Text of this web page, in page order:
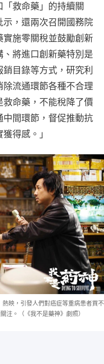
救命藥」的持續關
，還兩次召開國務院
施零關稅並鼓勵創新
將進口創新藥特別是
目錄等方式，研究利
流通環節各種不合理
命藥，不能稅降了價
間環節，督促推動抗
得感。」
映，引發人們對癌症等重病患者買不
注。（《我不是藥神》劇照）